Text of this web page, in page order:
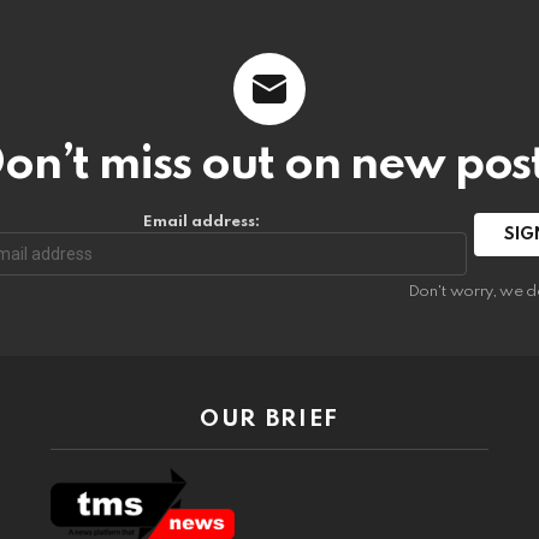
miss out on new
Email address:
Don't worry, we
OUR BRIEF